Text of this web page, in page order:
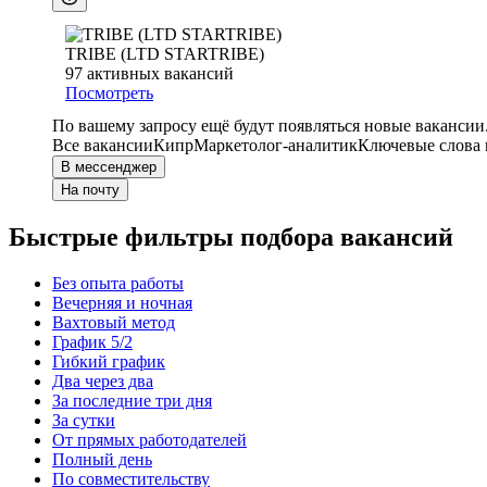
TRIBE (LTD STARTRIBE)
97 активных вакансий
Посмотреть
По вашему запросу ещё будут появляться новые
Все вакансииКипрМаркетолог-аналитикКлючевые слова
В мессенджер
На почту
Быстрые фильтры подбора вакансий
Без опыта работы
Вечерняя и ночная
Вахтовый метод
График 5/2
Гибкий график
Два через два
За последние три дня
За сутки
От прямых работодателей
Полный день
По совместительству